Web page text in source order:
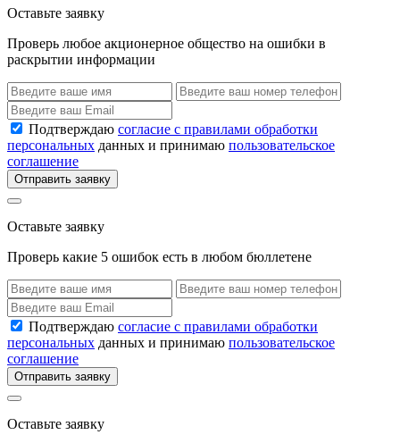
Оставьте заявку
Проверь любое акционерное общество на ошибки в
раскрытии информации
Подтверждаю согласие с правилами обработки
персональных данных и принимаю пользовательское
соглашение
Отправить заявку
Оставьте заявку
Проверь какие 5 ошибок есть в любом бюллетене
Подтверждаю согласие с правилами обработки
персональных данных и принимаю пользовательское
соглашение
Отправить заявку
Оставьте заявку